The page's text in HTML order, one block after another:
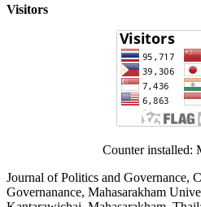
Visitors
Counter installed:
Journal of Politics and Governance,
Governanance, Mahasarakham